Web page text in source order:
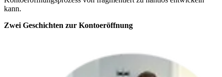
kann.
Zwei Geschichten zur Kontoeröffnung